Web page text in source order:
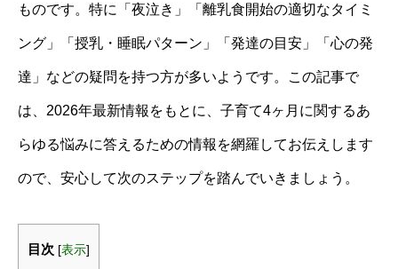
ものです。特に「夜泣き」「離乳食開始の適切なタイミ
ング」「授乳・睡眠パターン」「発達の目安」「心の発
達」などの疑問を持つ方が多いようです。この記事で
は、2026年最新情報をもとに、子育て4ヶ月に関するあ
らゆる悩みに答えるための情報を網羅してお伝えします
ので、安心して次のステップを踏んでいきましょう。
目次 [表示]